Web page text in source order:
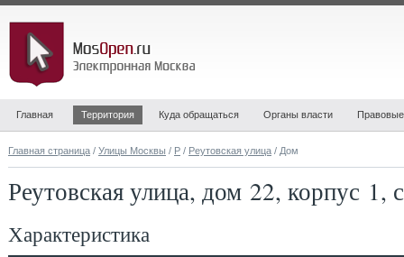
Главная Территория Куда обращаться Органы власти
Главная страница / Улицы Москвы / Р / Реутовская улица / Дом
Реутовская улица, дом 22, корпус 1,
Характеристика